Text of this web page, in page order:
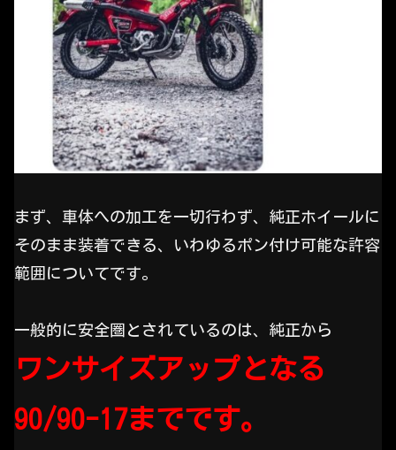
まず、車体への加工を一切行わず、純正ホイールに
そのまま装着できる、いわゆるポン付け可能な許容
範囲についてです。
一般的に安全圏とされているのは、純正から
ワンサイズアップとなる
90/90-17までです。